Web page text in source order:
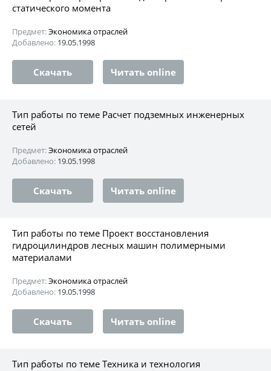
статического момента
Предмет:Экономика отраслей
Добавлено: 19.05.1998
Скачать Читать online
Тип работы по теме Расчет подземных инженерных
сетей
Предмет:Экономика отраслей
Добавлено: 19.05.1998
Скачать Читать online
Тип работы по теме Проект восстановления
гидроцилиндров лесных машин полимерными
материалами
Предмет:Экономика отраслей
Добавлено: 19.05.1998
Скачать Читать online
Тип работы по теме Техника и технология